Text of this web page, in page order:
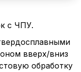
с ЧПУ.
вверх/вниз
обработку